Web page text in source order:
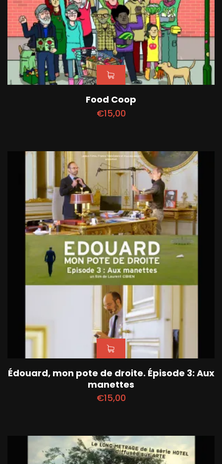
Food Coop
€15,00
Édouard, mon pote de droite. Épisode 3: Aux
manettes
€15,00